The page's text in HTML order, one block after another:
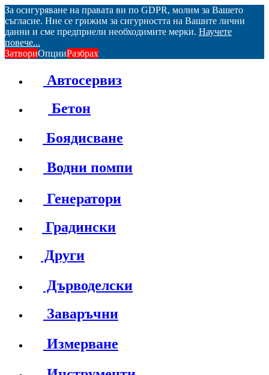
За осигуряване на правата ви по GDPR, молим за Вашето
съгласие. Ние се грижим за сигурността на Вашите лични
данни и сме предприели необходимите мерки. Научете
повече...
ЗатвориОпцииРазбрах
Автосервиз
Бетон
Боядисване
Водни помпи
Генератори
Градински
Други
Дърводелски
Заваръчни
Измерване